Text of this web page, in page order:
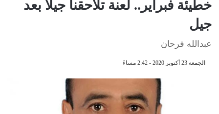
خطيئة فبراير.. لعنة تلاحقنا جيلاً بعد
جيل
عبدالله فرحان
الجمعة 23 أكتوبر 2020 - 2:42 مساءً